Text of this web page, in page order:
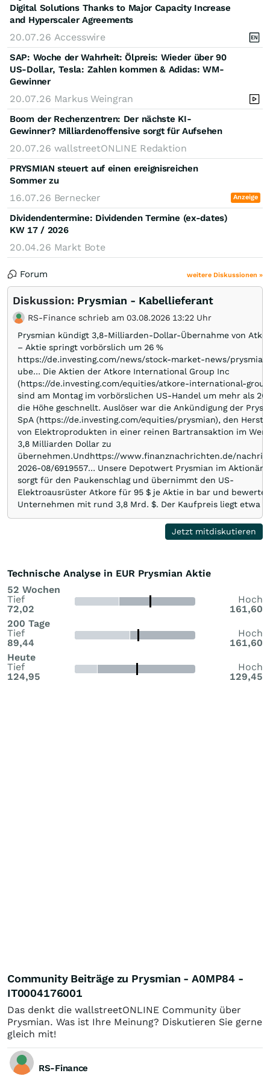
Digital Solutions Thanks to Major Capacity Increase
and Hyperscaler Agreements
20.07.26 Accesswire
SAP: Woche der Wahrheit: Ölpreis: Wieder über 90
US-Dollar, Tesla: Zahlen kommen & Adidas: WM-
Gewinner
20.07.26 Markus Weingran
Boom der Rechenzentren: Der nächste KI-
Gewinner? Milliardenoffensive sorgt für Aufsehen
20.07.26 wallstreetONLINE Redaktion
PRYSMIAN steuert auf einen ereignisreichen
Sommer zu
16.07.26 Bernecker Anzeige
Dividendentermine: Dividenden Termine (ex-dates)
KW 17 / 2026
20.04.26 Markt Bote
Forum weitere Diskussionen »
Diskussion: Prysmian - Kabellieferant
RS-Finance schrieb am 03.08.2026 13:22 Uhr
Prysmian kündigt 3,8-Milliarden-Dollar-Übernahme von
– Aktie springt vorbörslich um 26 %
https://de.investing.com/news/stock-market-news/
ube… Die Aktien der Atkore International Group Inc
(https://de.investing.com/equities/atkore-international-
sind am Montag im vorbörslichen US-Handel um mehr als 26
die Höhe geschnellt. Auslöser war die Ankündigung der
SpA (https://de.investing.com/equities/prysmian), den
von Elektroprodukten in einer reinen Bartransaktion im Wert
3,8 Milliarden Dollar zu
übernehmen.Undhttps://www.finanznachrichten.de/
2026-08/6919557… Unsere Depotwert Prysmian im
sorgt für den Paukenschlag und übernimmt den US-
Elektroausrüster Atkore für 95 $ je Aktie in bar und
Unternehmen mit rund 3,8 Mrd. $. Der Kaufpreis liegt etwa
über dem Schlusskurs vom 31. Juli. Mit Atkore stärkt
seine Position im US-Markt für Elektrifizierung, Stromnetze
Rechenzentren und setzt die Expansion nach den Zukäufen
Jetzt mitdiskutieren
Technische Analyse in EUR Prysmian Aktie
52 Wochen
Tief
72,02
Hoch
161,60
200 Tage
Tief
89,44
Hoch
161,60
Heute
Tief
124,95
Hoch
129,45
Community Beiträge zu Prysmian - A0MP84 -
IT0004176001
Das denkt die wallstreetONLINE Community über
Prysmian. Was ist Ihre Meinung? Diskutieren Sie gerne
gleich mit!
RS-Finance